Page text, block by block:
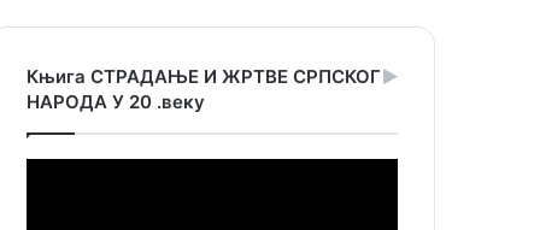
Књига СТРАДАЊЕ И ЖРТВЕ СРПСКОГ
НАРОДА У 20 .веку